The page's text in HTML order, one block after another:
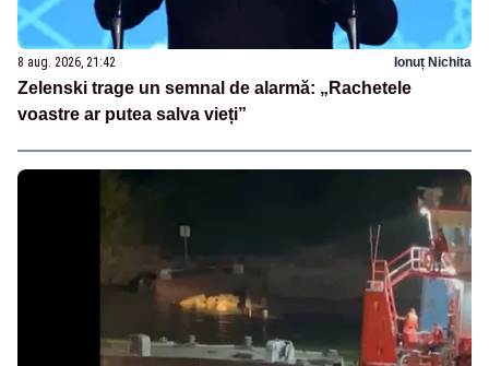
8 aug. 2026, 21:42 Ionuț Nichita
Zelenski trage un semnal de alarmă: „Rachetele
voastre ar putea salva vieți”